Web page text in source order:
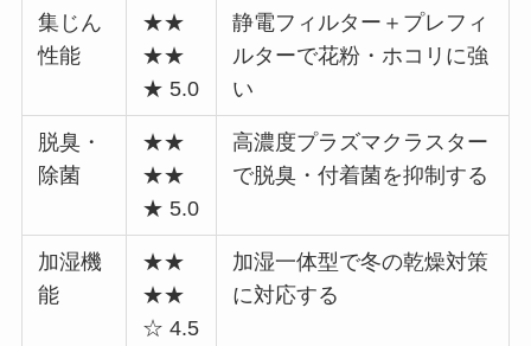
集じん
性能
★★
★★
★ 5.0
静電フィルター＋プレフィ
ルターで花粉・ホコリに強
い
脱臭・
除菌
★★
★★
★ 5.0
高濃度プラズマクラスター
で脱臭・付着菌を抑制する
加湿機
能
★★
★★
☆ 4.5
加湿一体型で冬の乾燥対策
に対応する